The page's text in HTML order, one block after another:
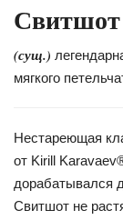
Свитшот
(сущ.)
мягкого
Нестареющая
от Kirill
дорабатывался
Свитшот не